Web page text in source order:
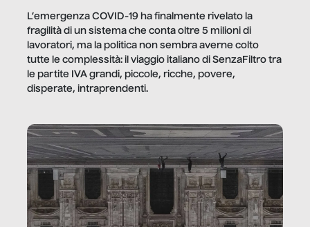
L’emergenza COVID-19 ha finalmente rivelato la
fragilità di un sistema che conta oltre 5 milioni di
lavoratori, ma la politica non sembra averne colto
tutte le complessità: il viaggio italiano di SenzaFiltro tra
le partite IVA grandi, piccole, ricche, povere,
disperate, intraprendenti.